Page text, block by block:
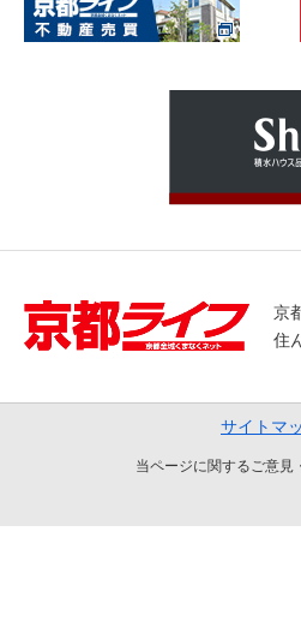
京
住
サイトマ
当ページに関するご意